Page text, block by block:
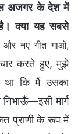
अजगर के देश में
है। क्या यह सबसे
नए गीत गाओ,
करते हुए, मुझे
था कि मैं उसका
मार्ग
प्राणी के रूप में